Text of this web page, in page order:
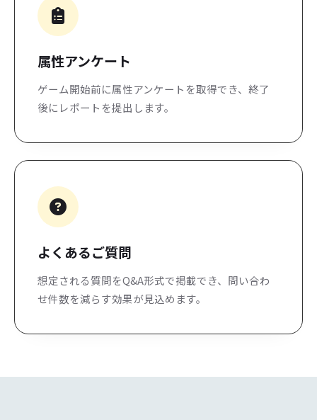
属性アンケート
ゲーム開始前に属性アンケートを取得でき、終了
後にレポートを提出します。
よくあるご質問
想定される質問をQ&A形式で掲載でき、問い合わ
せ件数を減らす効果が見込めます。